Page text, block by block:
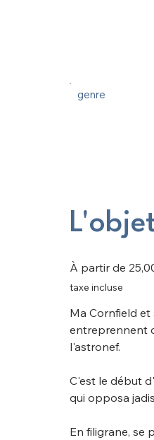
genre
À partir de Prix
taxe incluse
Ma Cornfield et
entreprennent
l'astronef.
C'est le début
qui opposa
En filigrane, se